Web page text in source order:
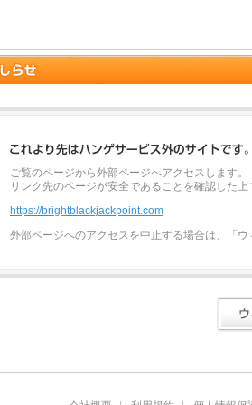
ご覧のページから外部ページへアクセスします。
リンク先のページが安全であることを確認した
https://brightblackjackpoint.com
外部ページへのアクセスを中止する場合は、「